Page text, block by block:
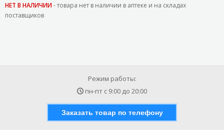
НЕТ В НАЛИЧИИ- товара нет в наличии в аптеке и на складах
поставщиков
Режим работы:
пн-пт с 9:00 до 20:00
Заказать товар по телефону